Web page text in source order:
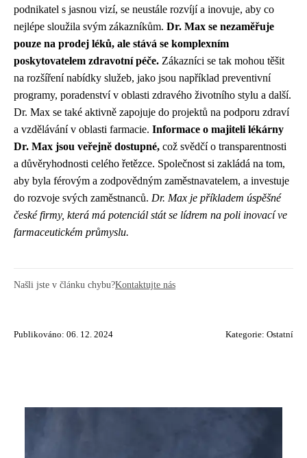
podnikatel s jasnou vizí, se neustále rozvíjí a inovuje, aby co
nejlépe sloužila svým zákazníkům. Dr. Max se nezaměřuje
pouze na prodej léků, ale stává se komplexním
poskytovatelem zdravotní péče. Zákazníci se tak mohou těšit
na rozšíření nabídky služeb, jako jsou například preventivní
programy, poradenství v oblasti zdravého životního stylu a další.
Dr. Max se také aktivně zapojuje do projektů na podporu zdraví
a vzdělávání v oblasti farmacie. Informace o majiteli lékárny
Dr. Max jsou veřejně dostupné, což svědčí o transparentnosti
a důvěryhodnosti celého řetězce. Společnost si zakládá na tom,
aby byla férovým a zodpovědným zaměstnavatelem, a investuje
do rozvoje svých zaměstnanců. Dr. Max je příkladem úspěšné
české firmy, která má potenciál stát se lídrem na poli inovací ve
farmaceutickém průmyslu.
Našli jste v článku chybu?Kontaktujte nás
Publikováno: 06. 12. 2024 Kategorie: Ostatní